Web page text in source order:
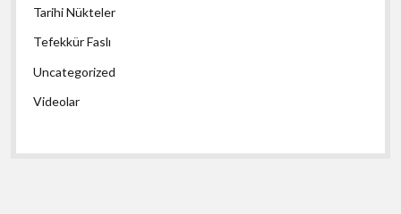
Tarihi Nükteler
Tefekkür Faslı
Uncategorized
Videolar